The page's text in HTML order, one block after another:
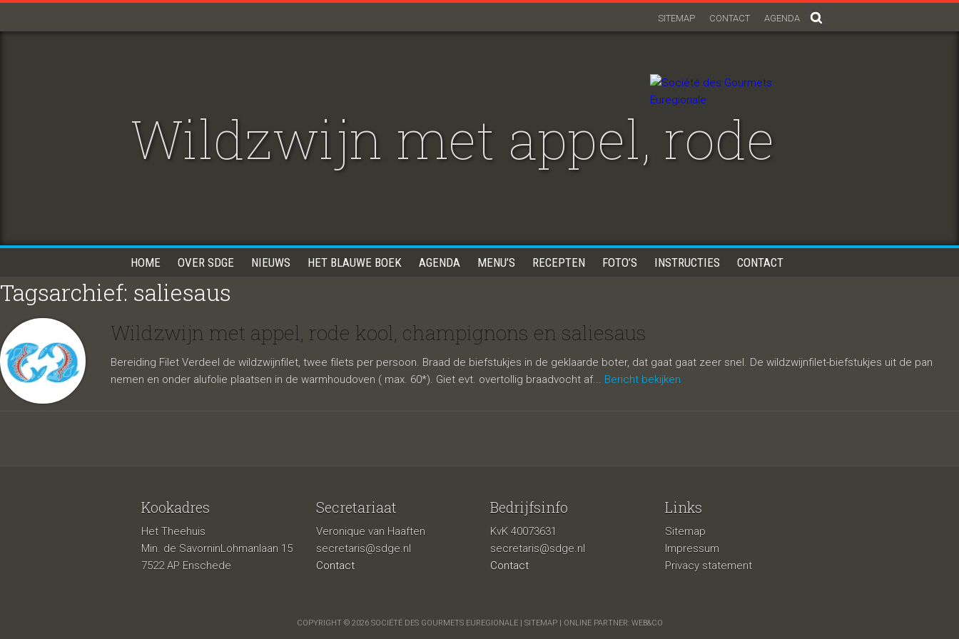
AGENDA
CONTACT
SITEMAP
Wildzwijn met appel, rode
kool, champignons en
saliesaus
HOME OVER SDGE NIEUWS HET BLAUWE BOEK AGENDA MENU’S RECEPTEN FOTO’S INSTRUCTIES CONTACT
Tagsarchief: saliesaus
Wildzwijn met appel, rode kool, champignons en saliesaus
Bereiding Filet Verdeel de wildzwijnfilet, twee filets per persoon. Braad de biefstukjes in de geklaarde boter, dat gaat gaat zeer snel. De wildzwijnfilet-biefstukjes uit de pan
nemen en onder alufolie plaatsen in de warmhoudoven ( max. 60*). Giet evt. overtollig braadvocht af... Bericht bekijken
Kookadres
Het Theehuis
Min. de SavorninLohmanlaan 15
7522 AP Enschede
Secretariaat
Veronique van Haaften
secretaris@sdge.nl
Contact
Bedrijfsinfo
KvK 40073631
secretaris@sdge.nl
Contact
Links
Sitemap
Impressum
Privacy statement
COPYRIGHT © 2026 SOCIÉTÉ DES GOURMETS EUREGIONALE | SITEMAP| ONLINE PARTNER: WEB&CO